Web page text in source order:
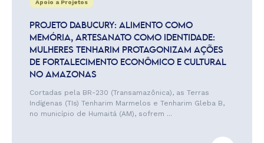
Apoio a Projetos
PROJETO DABUCURY: ALIMENTO COMO
MEMÓRIA, ARTESANATO COMO IDENTIDADE:
MULHERES TENHARIM PROTAGONIZAM AÇÕES
DE FORTALECIMENTO ECONÔMICO E CULTURAL
NO AMAZONAS
Cortadas pela BR-230 (Transamazônica), as Terras
Indígenas (TIs) Tenharim Marmelos e Tenharim Gleba B,
no município de Humaitá (AM), sofrem ...